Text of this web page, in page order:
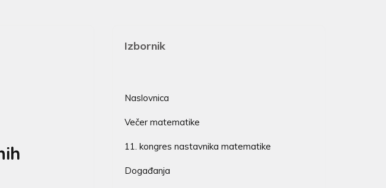
Izbornik
Naslovnica
Večer matematike
11. kongres nastavnika matematike
Događanja